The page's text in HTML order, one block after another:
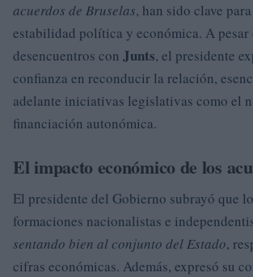
acuerdos de Bruselas, han sido clave
estabilidad política y económica. A pesar
desencuentros con Junts, el presidente
confianza en reconducir la relación,
adelante iniciativas legislativas como el
financiación autonómica.
El impacto económico de los
El presidente del Gobierno subrayó que
formaciones nacionalistas e
sentando bien al conjunto del Estado,
cifras económicas. Además, expresó su